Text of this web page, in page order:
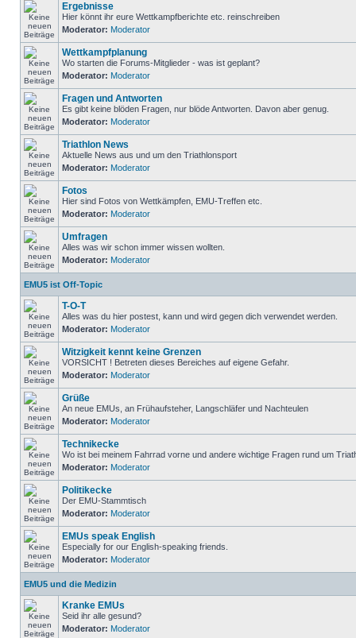
Ergebnisse
Hier könnt ihr eure Wettkampfberichte etc. reinschreiben
Moderator: Moderator
Wettkampfplanung
Wo starten die Forums-Mitglieder - was ist geplant?
Moderator: Moderator
Fragen und Antworten
Es gibt keine blöden Fragen, nur blöde Antworten. Davon aber genug.
Moderator: Moderator
Triathlon News
Aktuelle News aus und um den Triathlonsport
Moderator: Moderator
Fotos
Hier sind Fotos von Wettkämpfen, EMU-Treffen etc.
Moderator: Moderator
Umfragen
Alles was wir schon immer wissen wollten.
Moderator: Moderator
EMU5 ist Off-Topic
T-O-T
Alles was du hier postest, kann und wird gegen dich verwendet werden.
Moderator: Moderator
Witzigkeit kennt keine Grenzen
VORSICHT ! Betreten dieses Bereiches auf eigene Gefahr.
Moderator: Moderator
Grüße
An neue EMUs, an Frühaufsteher, Langschläfer und Nachteulen
Moderator: Moderator
Technikecke
Wo ist bei meinem Fahrrad vorne und andere wichtige Fragen rund um
Moderator: Moderator
Politikecke
Der EMU-Stammtisch
Moderator: Moderator
EMUs speak English
Especially for our English-speaking friends.
Moderator: Moderator
EMU5 und die Medizin
Kranke EMUs
Seid ihr alle gesund?
Moderator: Moderator